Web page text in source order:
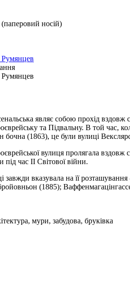
носій)
являє собою прохід вздовж
та Підвальну. В той час,
бочна (1863), це були вулиці
вулиця пролягала вздовж
під час ІІ Світової війни.
завжди вказувала на її
(1885);
мури, забудова, бруківка